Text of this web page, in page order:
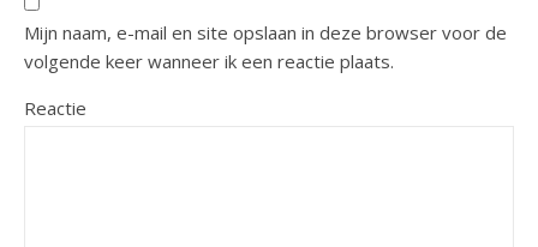
Mijn naam, e-mail en site opslaan in deze browser voor de
volgende keer wanneer ik een reactie plaats.
Reactie